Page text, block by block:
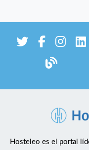
Hosteleo es el portal